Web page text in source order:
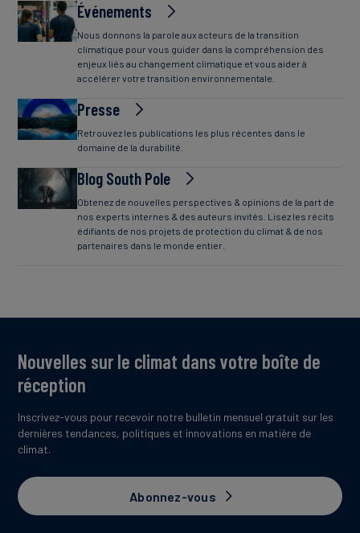
Événements
Nous donnons la parole aux acteurs de la transition
climatique pour vous guider dans la compréhension des
enjeux liés au changement climatique et vous aider à
accélérer votre transition environnementale.
Presse
Retrouvez les publications les plus récentes dans le
domaine de la durabilité.
Blog South Pole
Obtenez de nouvelles perspectives & opinions de la part de
nos experts internes & des auteurs invités. Lisez les récits
édifiants de nos projets de protection du climat & de nos
partenaires dans le monde entier.
Nouvelles sur le climat dans votre boîte de
réception
Inscrivez-vous pour recevoir notre bulletin mensuel gratuit sur les
dernières tendances, politiques et innovations en matière de
climat.
Abonnez-vous